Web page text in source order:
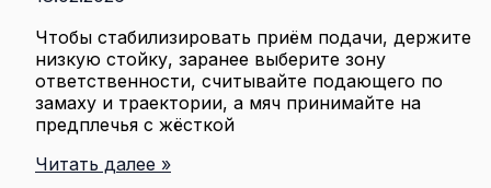
Чтобы стабилизировать приём подачи, держите
низкую стойку, заранее выберите зону
ответственности, считывайте подающего по
замаху и траектории, а мяч принимайте на
предплечья с жёсткой
Приём
Читать далее »